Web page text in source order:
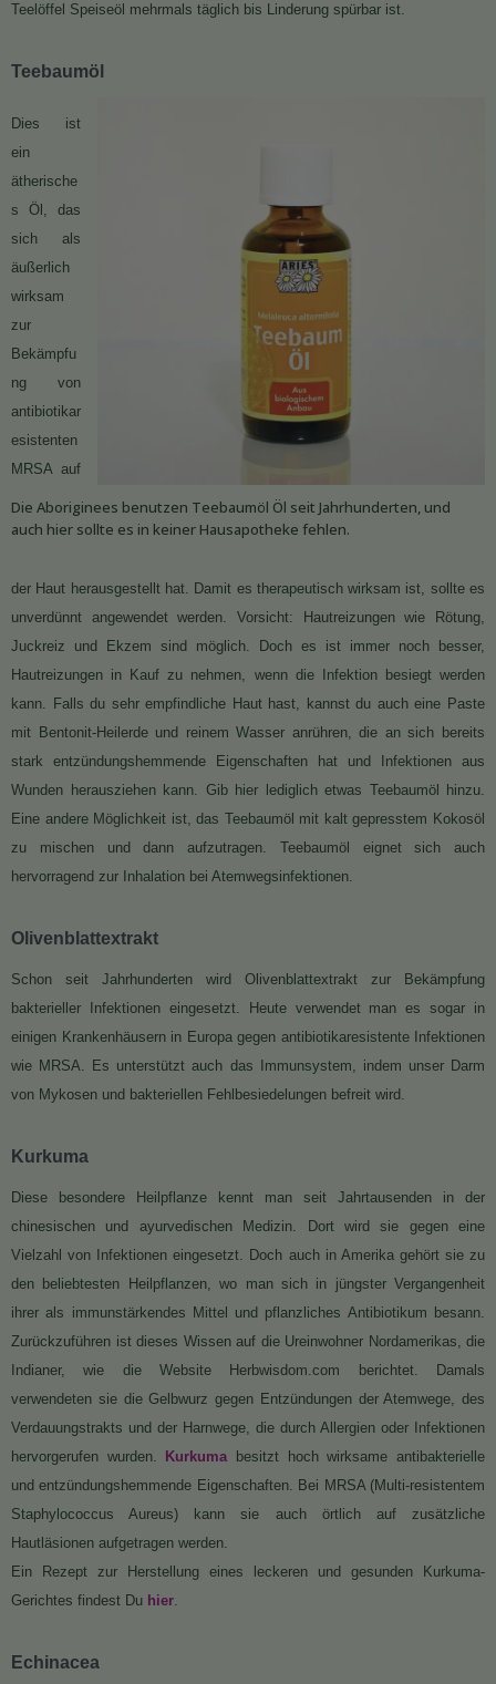
Teelöffel Speiseöl mehrmals täglich bis Linderung spürbar ist.
Teebaumöl
Die Aboriginees benutzen Teebaumöl Öl seit Jahrhunderten, und
auch hier sollte es in keiner Hausapotheke fehlen.
Dies ist
ein
ätherische
s Öl, das
sich als
äußerlich
wirksam
zur
Bekämpfu
ng von
antibiotikar
esistenten
MRSA auf
der Haut herausgestellt hat. Damit es therapeutisch wirksam ist, sollte es
unverdünnt angewendet werden. Vorsicht: Hautreizungen wie Rötung,
Juckreiz und Ekzem sind möglich. Doch es ist immer noch besser,
Hautreizungen in Kauf zu nehmen, wenn die Infektion besiegt werden
kann. Falls du sehr empfindliche Haut hast, kannst du auch eine Paste
mit Bentonit-Heilerde und reinem Wasser anrühren, die an sich bereits
stark entzündungshemmende Eigenschaften hat und Infektionen aus
Wunden herausziehen kann. Gib hier lediglich etwas Teebaumöl hinzu.
Eine andere Möglichkeit ist, das Teebaumöl mit kalt gepresstem Kokosöl
zu mischen und dann aufzutragen. Teebaumöl eignet sich auch
hervorragend zur Inhalation bei Atemwegsinfektionen.
Olivenblattextrakt
Schon seit Jahrhunderten wird Olivenblattextrakt zur Bekämpfung
bakterieller Infektionen eingesetzt. Heute verwendet man es sogar in
einigen Krankenhäusern in Europa gegen antibiotikaresistente Infektionen
wie MRSA. Es unterstützt auch das Immunsystem, indem unser Darm
von Mykosen und bakteriellen Fehlbesiedelungen befreit wird.
Kurkuma
Diese besondere Heilpflanze kennt man seit Jahrtausenden in der
chinesischen und ayurvedischen Medizin. Dort wird sie gegen eine
Vielzahl von Infektionen eingesetzt. Doch auch in Amerika gehört sie zu
den beliebtesten Heilpflanzen, wo man sich in jüngster Vergangenheit
ihrer als immunstärkendes Mittel und pflanzliches Antibiotikum besann.
Zurückzuführen ist dieses Wissen auf die Ureinwohner Nordamerikas, die
Indianer, wie die Website Herbwisdom.com berichtet. Damals
verwendeten sie die Gelbwurz gegen Entzündungen der Atemwege, des
Verdauungstrakts und der Harnwege, die durch Allergien oder Infektionen
hervorgerufen wurden.
Kurkumabesitzt hoch wirksame antibakterielle
und entzündungshemmende Eigenschaften. Bei MRSA (Multi-resistentem
Staphylococcus Aureus) kann sie auch örtlich auf zusätzliche
Hautläsionen aufgetragen werden.
Ein Rezept zur Herstellung eines leckeren und gesunden Kurkuma-
Gerichtes findest Du hier.
Echinacea